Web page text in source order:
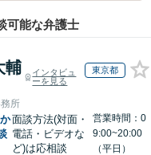
可能な弁護士
輔
インタビュ
ーを見る
東京都
所
か面談方法(対面・
電話・ビデオな
ど)は応相談
営業時間：0
9:00~20:00
（平日）